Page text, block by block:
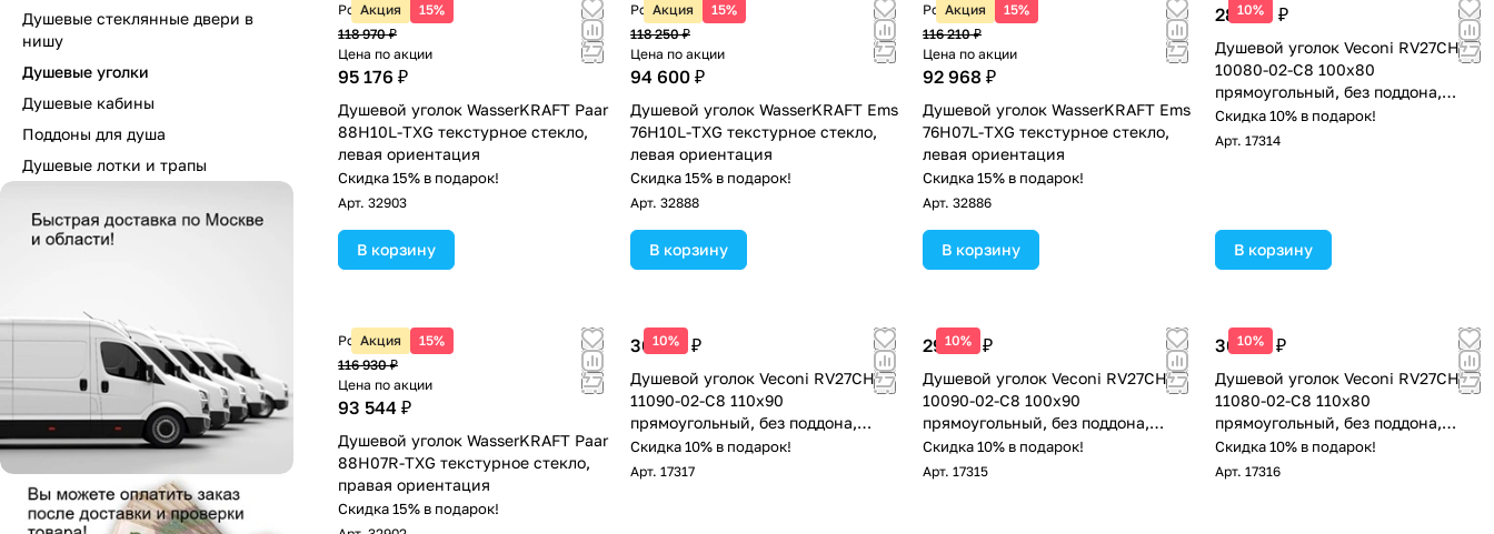
Акция 15%
Розничная цена
118 970 ₽
Цена по акции
95 176 ₽
Душевой уголок WasserKRAFT Paar
88H10L-TXG текстурное стекло,
левая ориентация
Скидка 15% в подарок!
Арт. 32903
В корзину
Акция 15%
Розничная цена
118 250 ₽
Цена по акции
94 600 ₽
Душевой уголок WasserKRAFT Ems
76H10L-TXG текстурное стекло,
левая ориентация
Скидка 15% в подарок!
Арт. 32888
В корзину
Акция 15%
Розничная цена
116 210 ₽
Цена по акции
92 968 ₽
Душевой уголок WasserKRAFT Ems
76H07L-TXG текстурное стекло,
левая ориентация
Скидка 15% в подарок!
Арт. 32886
В корзину
10%
28 808 ₽
Душевой уголок Veconi RV27CH-
10080-02-C8 100х80
прямоугольный, без поддона,
матовое стекло, хром
Скидка 10% в подарок!
Арт. 17314
В корзину
Акция 15%
Розничная цена
116 930 ₽
Цена по акции
93 544 ₽
Душевой уголок WasserKRAFT Paar
88H07R-TXG текстурное стекло,
правая ориентация
Скидка 15% в подарок!
10%
30 912 ₽
Душевой уголок Veconi RV27CH-
11090-02-C8 110х90
прямоугольный, без поддона,
матовое стекло, хром
Скидка 10% в подарок!
Арт. 17317
10%
29 561 ₽
Душевой уголок Veconi RV27CH-
10090-02-C8 100х90
прямоугольный, без поддона,
матовое стекло, хром
Скидка 10% в подарок!
Арт. 17315
10%
30 153 ₽
Душевой уголок Veconi RV27CH-
11080-02-C8 110х80
прямоугольный, без поддона,
матовое стекло, хром
Скидка 10% в подарок!
Арт. 17316
Душевые стеклянные двери в
нишу
Душевые уголки
Душевые кабины
Поддоны для душа
Душевые лотки и трапы